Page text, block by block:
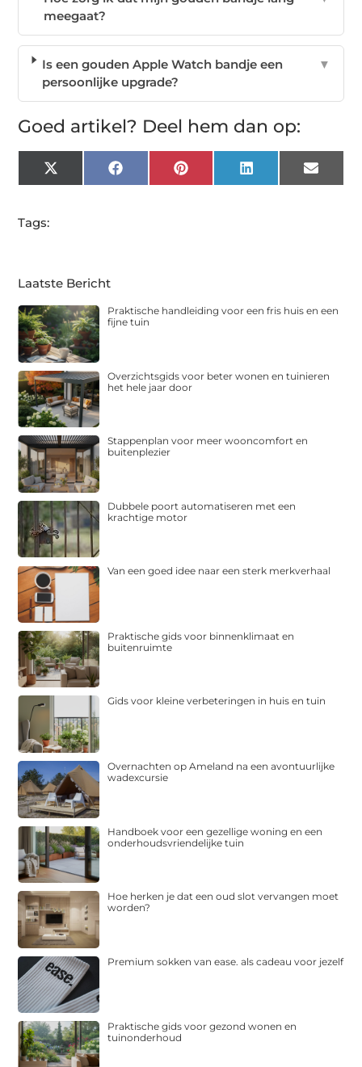
meegaat?
Is een gouden Apple Watch bandje een
persoonlijke upgrade?
▼
Goed artikel? Deel hem dan op:
X
(Twitter)
FacebookPinterest LinkedIn Email
Tags:
Laatste Bericht
Praktische handleiding voor een fris huis en een
fijne tuin
Overzichtsgids voor beter wonen en tuinieren
het hele jaar door
Stappenplan voor meer wooncomfort en
buitenplezier
Dubbele poort automatiseren met een
krachtige motor
Van een goed idee naar een sterk merkverhaal
Praktische gids voor binnenklimaat en
buitenruimte
Gids voor kleine verbeteringen in huis en tuin
Overnachten op Ameland na een avontuurlijke
wadexcursie
Handboek voor een gezellige woning en een
onderhoudsvriendelijke tuin
Hoe herken je dat een oud slot vervangen moet
worden?
Premium sokken van ease. als cadeau voor jezelf
Praktische gids voor gezond wonen en
tuinonderhoud